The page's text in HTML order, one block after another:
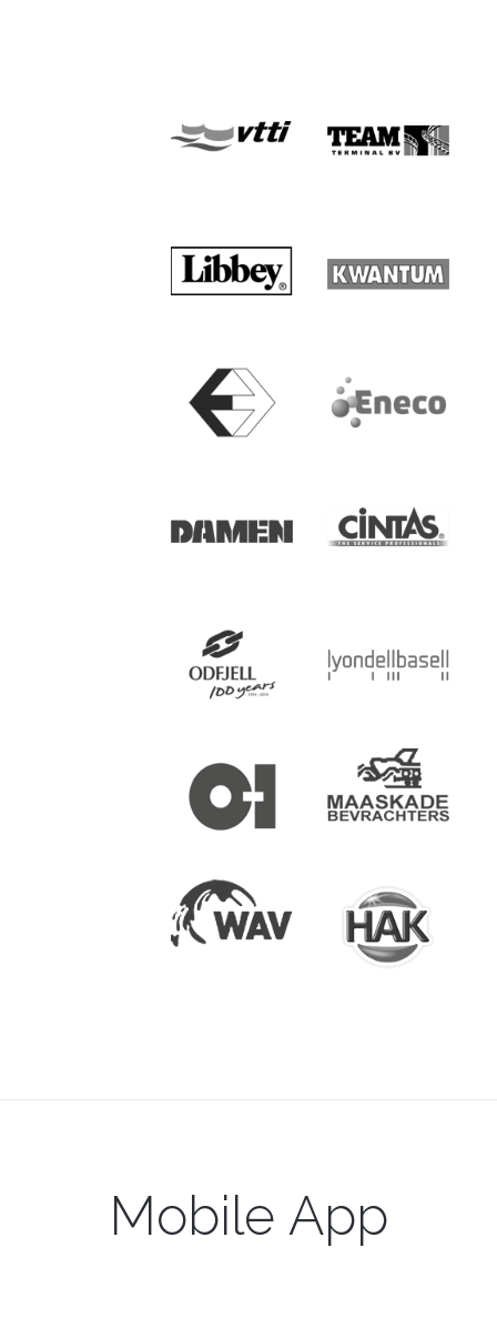
Mobile App